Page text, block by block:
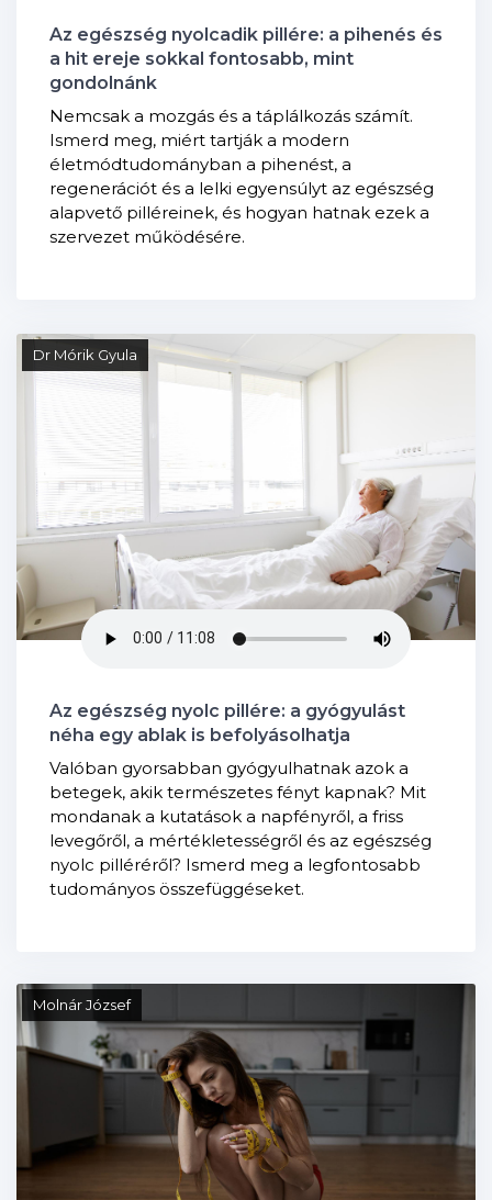
Az egészség nyolcadik pillére: a pihenés és
a hit ereje sokkal fontosabb, mint
gondolnánk
Nemcsak a mozgás és a táplálkozás számít.
Ismerd meg, miért tartják a modern
életmódtudományban a pihenést, a
regenerációt és a lelki egyensúlyt az egészség
alapvető pilléreinek, és hogyan hatnak ezek a
szervezet működésére.
Dr Mórik Gyula
Az egészség nyolc pillére: a gyógyulást
néha egy ablak is befolyásolhatja
Valóban gyorsabban gyógyulhatnak azok a
betegek, akik természetes fényt kapnak? Mit
mondanak a kutatások a napfényről, a friss
levegőről, a mértékletességről és az egészség
nyolc pilléréről? Ismerd meg a legfontosabb
tudományos összefüggéseket.
Molnár József